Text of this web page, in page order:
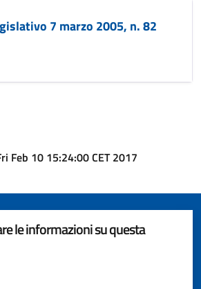
7 marzo 2005, n. 82
Feb 10 15:24:00 CET 2017
le informazioni su questa